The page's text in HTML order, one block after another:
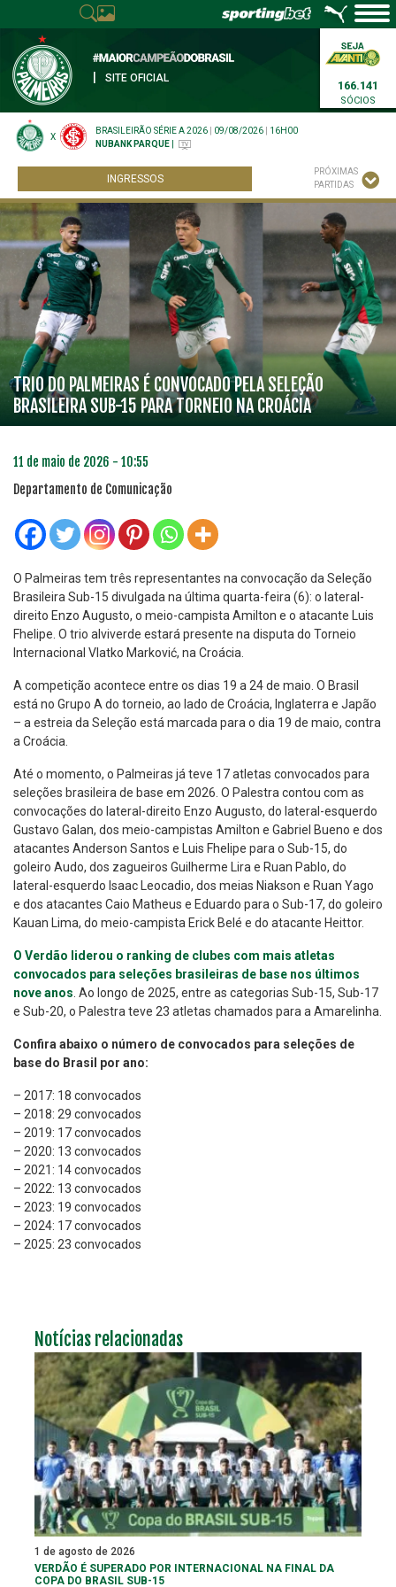
SITE OFICIAL
166.141
SÓCIOS
X
BRASILEIRÃO SÉRIE A 2026 09/08/2026
16H00
NUBANK PARQUE
INGRESSOS
PRÓXIMAS
PARTIDAS
TRIO DO PALMEIRAS É CONVOCADO PELA SELEÇÃO
BRASILEIRA SUB-15 PARA TORNEIO NA CROÁCIA
11 de maio de 2026 - 10:55
Departamento de Comunicação
O Palmeiras tem três representantes na convocação da Seleção
Brasileira Sub-15 divulgada na última quarta-feira (6): o lateral-
direito Enzo Augusto, o meio-campista Amilton e o atacante Luis
Fhelipe. O trio alviverde estará presente na disputa do Torneio
Internacional Vlatko Marković, na Croácia.
A competição acontece entre os dias 19 a 24 de maio. O Brasil
está no Grupo A do torneio, ao lado de Croácia, Inglaterra e Japão
– a estreia da Seleção está marcada para o dia 19 de maio, contra
a Croácia.
Até o momento, o Palmeiras já teve 17 atletas convocados para
seleções brasileira de base em 2026. O Palestra contou com as
convocações do lateral-direito Enzo Augusto, do lateral-esquerdo
Gustavo Galan, dos meio-campistas Amilton e Gabriel Bueno e dos
atacantes Anderson Santos e Luis Fhelipe para o Sub-15, do
goleiro Audo, dos zagueiros Guilherme Lira e Ruan Pablo, do
lateral-esquerdo Isaac Leocadio, dos meias Niakson e Ruan Yago
e dos atacantes Caio Matheus e Eduardo para o Sub-17, do goleiro
Kauan Lima, do meio-campista Erick Belé e do atacante Heittor.
O Verdão liderou o ranking de clubes com mais atletas
convocados para seleções brasileiras de base nos últimos
nove anos . Ao longo de 2025, entre as categorias Sub-15, Sub-17
e Sub-20, o Palestra teve 23 atletas chamados para a Amarelinha.
Confira abaixo o número de convocados para seleções de
base do Brasil por ano:
– 2017: 18 convocados
– 2018: 29 convocados
– 2019: 17 convocados
– 2020: 13 convocados
– 2021: 14 convocados
– 2022: 13 convocados
– 2023: 19 convocados
– 2024: 17 convocados
– 2025: 23 convocados
Notícias relacionadas
1 de agosto de 2026
VERDÃO É SUPERADO POR INTERNACIONAL NA FINAL DA
COPA DO BRASIL SUB-15